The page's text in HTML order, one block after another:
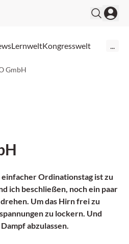
LernweltKongresswelt
GmbH
einfacher Ordinationstag ist zu
ich beschließen, noch ein paar
Um das Hirn frei zu
zu lockern. Und
abzulassen.